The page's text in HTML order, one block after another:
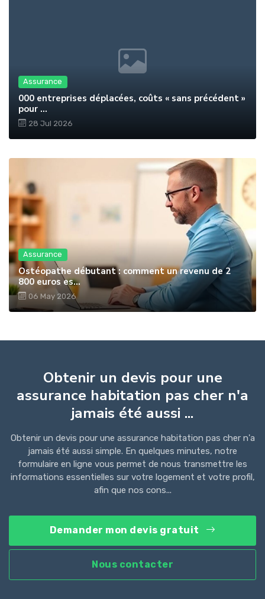
Assurance
000 entreprises déplacées, coûts « sans précédent »
pour ...
28 Jul 2026
Assurance
Ostéopathe débutant : comment un revenu de 2
800 euros es...
06 May 2026
Obtenir un devis pour une
assurance habitation pas cher n'a
jamais été aussi ...
Obtenir un devis pour une assurance habitation pas cher n'a
jamais été aussi simple. En quelques minutes, notre
formulaire en ligne vous permet de nous transmettre les
informations essentielles sur votre logement et votre profil,
afin que nos cons...
Demander mon devis gratuit
Nous contacter